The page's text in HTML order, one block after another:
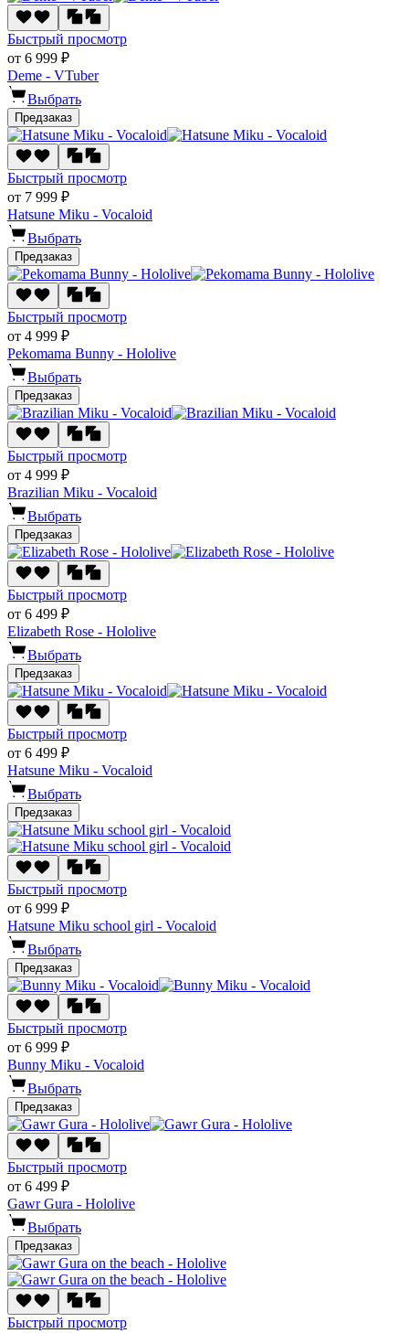
Быстрый просмотр
от 6 999 ₽
Deme - VTuber
Выбрать
Предзаказ
Быстрый просмотр
от 7 999 ₽
Hatsune Miku - Vocaloid
Выбрать
Предзаказ
Быстрый просмотр
от 4 999 ₽
Pekomama Bunny - Hololive
Выбрать
Предзаказ
Быстрый просмотр
от 4 999 ₽
Brazilian Miku - Vocaloid
Выбрать
Предзаказ
Быстрый просмотр
от 6 499 ₽
Elizabeth Rose - Hololive
Выбрать
Предзаказ
Быстрый просмотр
от 6 499 ₽
Hatsune Miku - Vocaloid
Выбрать
Предзаказ
Быстрый просмотр
от 6 999 ₽
Hatsune Miku school girl - Vocaloid
Выбрать
Предзаказ
Быстрый просмотр
от 6 999 ₽
Bunny Miku - Vocaloid
Выбрать
Предзаказ
Быстрый просмотр
от 6 499 ₽
Gawr Gura - Hololive
Выбрать
Предзаказ
Быстрый просмотр